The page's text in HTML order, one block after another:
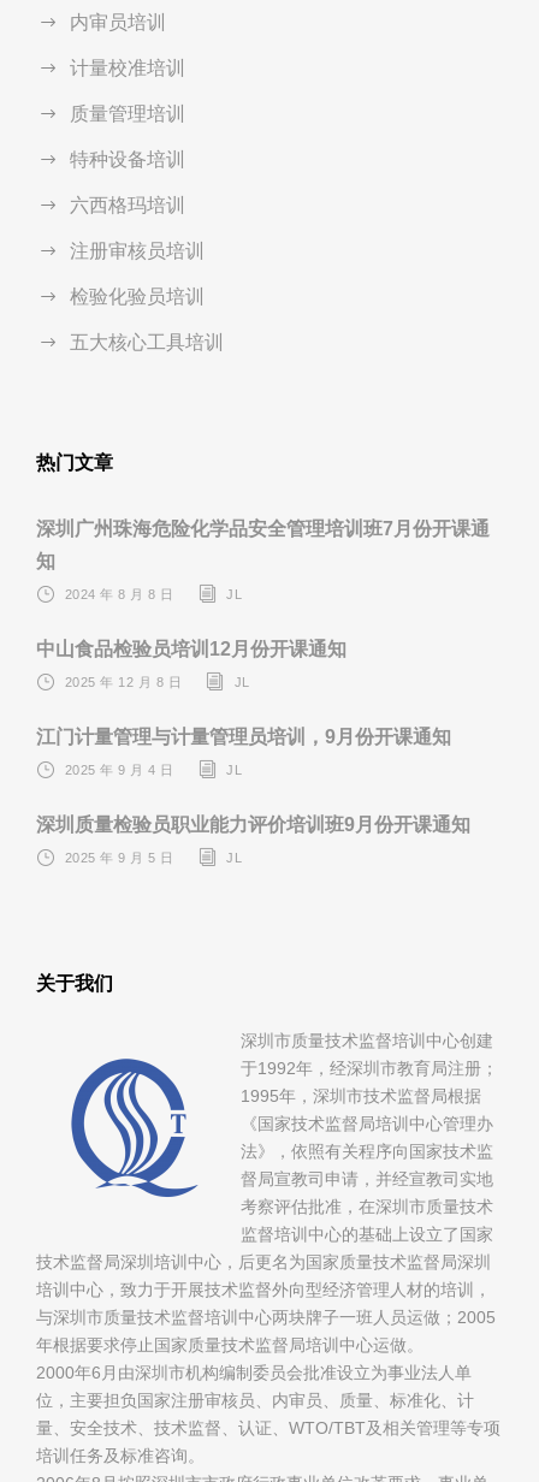
内审员培训
计量校准培训
质量管理培训
特种设备培训
六西格玛培训
注册审核员培训
检验化验员培训
五大核心工具培训
热门文章
深圳广州珠海危险化学品安全管理培训班7月份开课通
知
2024 年 8 月 8 日 JL
中山食品检验员培训12月份开课通知
2025 年 12 月 8 日 JL
江门计量管理与计量管理员培训，9月份开课通知
2025 年 9 月 4 日 JL
深圳质量检验员职业能力评价培训班9月份开课通知
2025 年 9 月 5 日 JL
关于我们
深圳市质量技术监督培训中心创建
于1992年，经深圳市教育局注册；
1995年，深圳市技术监督局根据
《国家技术监督局培训中心管理办
法》，依照有关程序向国家技术监
督局宣教司申请，并经宣教司实地
考察评估批准，在深圳市质量技术
监督培训中心的基础上设立了国家
技术监督局深圳培训中心，后更名为国家质量技术监督局深圳
培训中心，致力于开展技术监督外向型经济管理人材的培训，
与深圳市质量技术监督培训中心两块牌子一班人员运做；2005
年根据要求停止国家质量技术监督局培训中心运做。
2000年6月由深圳市机构编制委员会批准设立为事业法人单
位，主要担负国家注册审核员、内审员、质量、标准化、计
量、安全技术、技术监督、认证、WTO/TBT及相关管理等专项
培训任务及标准咨询。